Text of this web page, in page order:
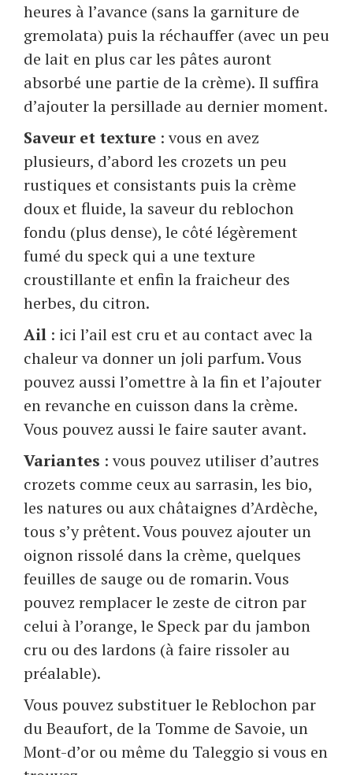
heures à l’avance (sans la garniture de
gremolata) puis la réchauffer (avec un peu
de lait en plus car les pâtes auront
absorbé une partie de la crème). Il suffira
d’ajouter la persillade au dernier moment.
Saveur et texture : vous en avez
plusieurs, d’abord les crozets un peu
rustiques et consistants puis la crème
doux et fluide, la saveur du reblochon
fondu (plus dense), le côté légèrement
fumé du speck qui a une texture
croustillante et enfin la fraicheur des
herbes, du citron.
Ail : ici l’ail est cru et au contact avec la
chaleur va donner un joli parfum. Vous
pouvez aussi l’omettre à la fin et l’ajouter
en revanche en cuisson dans la crème.
Vous pouvez aussi le faire sauter avant.
Variantes : vous pouvez utiliser d’autres
crozets comme ceux au sarrasin, les bio,
les natures ou aux châtaignes d’Ardèche,
tous s’y prêtent. Vous pouvez ajouter un
oignon rissolé dans la crème, quelques
feuilles de sauge ou de romarin. Vous
pouvez remplacer le zeste de citron par
celui à l’orange, le Speck par du jambon
cru ou des lardons (à faire rissoler au
préalable).
Vous pouvez substituer le Reblochon par
du Beaufort, de la Tomme de Savoie, un
Mont-d’or ou même du Taleggio si vous en